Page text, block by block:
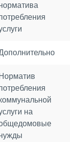
Норматив
на